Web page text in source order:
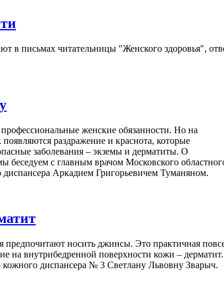
в письмах читательницы "Женского здоровья",
женские обязанности. Но на
раздражение и краснота, которые
заболевания – экземы и дерматиты. О
беседуем с главным врачом Московского
диспансера Аркадием Григорьевичем Туманяном.
носить джинсы. Это практичная
на внутрибедренной поверхности кожи –
кожного диспансера № 3 Светлану Львовну Зварыч.